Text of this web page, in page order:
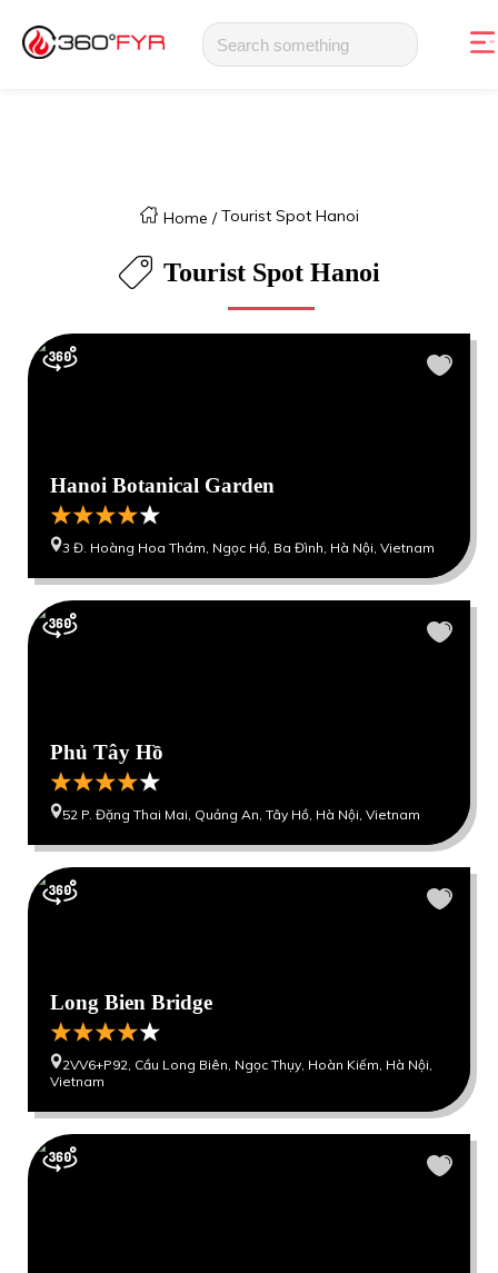
Home /Tourist Spot Hanoi
Tourist Spot Hanoi
Hanoi Botanical Garden
3 Đ. Hoàng Hoa Thám, Ngọc Hồ, Ba Đình, Hà Nội, Vietnam
Phủ Tây Hồ
52 P. Đặng Thai Mai, Quảng An, Tây Hồ, Hà Nội, Vietnam
Long Bien Bridge
2VV6+P92, Cầu Long Biên, Ngọc Thụy, Hoàn Kiếm, Hà Nội,
Vietnam